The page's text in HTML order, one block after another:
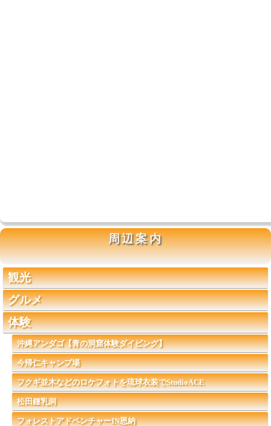
周辺案内
観光
グルメ
体験
沖縄アンダゴ【青の洞窟体験ダイビング】
今帰仁キャンプ場
フクギ並木などのロケフォトを琉球衣装でStudioACE
松田鍾乳洞
フォレストアドベンチャーIN恩納